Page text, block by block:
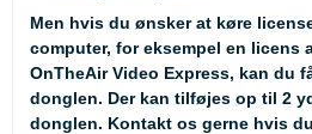
Men hvis du ønsker at køre
computer, for eksempel en licens
OnTheAir Video Express, kan du
donglen. Der kan tilføjes op til 2
donglen. Kontakt os gerne hvis